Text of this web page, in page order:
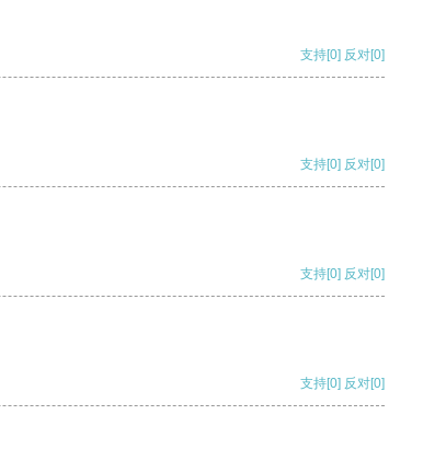
支持[0] 反对[0]
支持[0] 反对[0]
支持[0] 反对[0]
支持[0] 反对[0]